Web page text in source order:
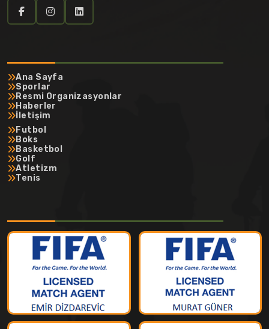
Ana Sayfa
Sporlar
Resmi Organizasyonlar
Haberler
İletişim
Futbol
Boks
Basketbol
Golf
Atletizm
Tenis